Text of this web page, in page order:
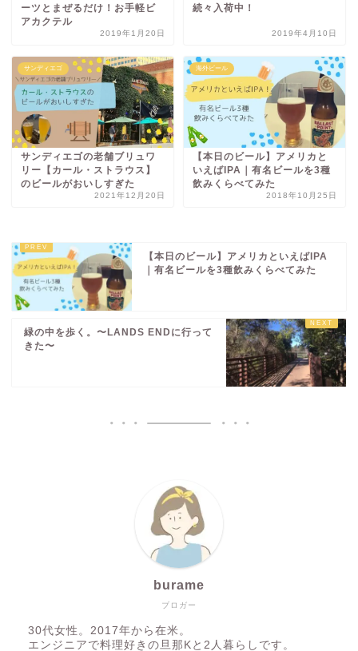
ーツとまぜるだけ！お手軽ビ
アカクテル
2019年1月20日
続々入荷中！
2019年4月10日
サンディエゴ
サンディエゴの老舗ブリュワ
リー【カール・ストラウス】
のビールがおいしすぎた
2021年12月20日
海外ビール
【本日のビール】アメリカと
いえばIPA｜有名ビールを3種
飲みくらべてみた
2018年10月25日
【本日のビール】アメリカといえばIPA
｜有名ビールを3種飲みくらべてみた
緑の中を歩く。〜LANDS ENDに行って
きた〜
ブロガー
burame
30代女性。2017年から在米。
エンジニアで料理好きの旦那Kと2人暮らしです。